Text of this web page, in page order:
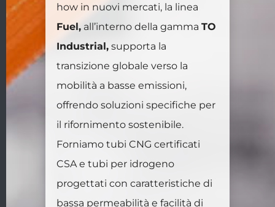
how in nuovi mercati, la linea
Fuel,all’interno della gamma TO
Industrial,supporta la
transizione globale verso la
mobilità a basse emissioni,
offrendo soluzioni specifiche per
il rifornimento sostenibile.
Forniamo tubi CNG certificati
CSA e tubi per idrogeno
progettati con caratteristiche di
bassa permeabilità e facilità di